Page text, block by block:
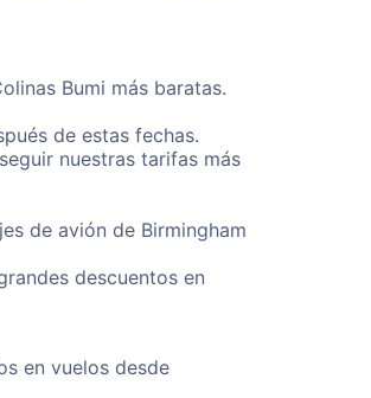
Bumi más baratas.
de estas fechas.
nuestras tarifas más
de avión de Birmingham
descuentos en
en vuelos desde